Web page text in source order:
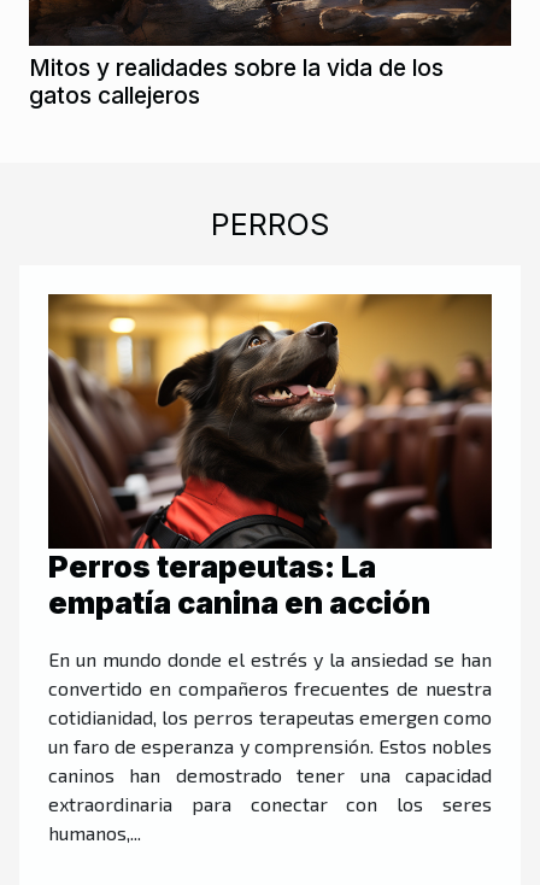
Mitos y realidades sobre la vida de los
gatos callejeros
PERROS
Perros terapeutas: La
empatía canina en acción
En un mundo donde el estrés y la ansiedad se han
convertido en compañeros frecuentes de nuestra
cotidianidad, los perros terapeutas emergen como
un faro de esperanza y comprensión. Estos nobles
caninos han demostrado tener una capacidad
extraordinaria para conectar con los seres
humanos,...